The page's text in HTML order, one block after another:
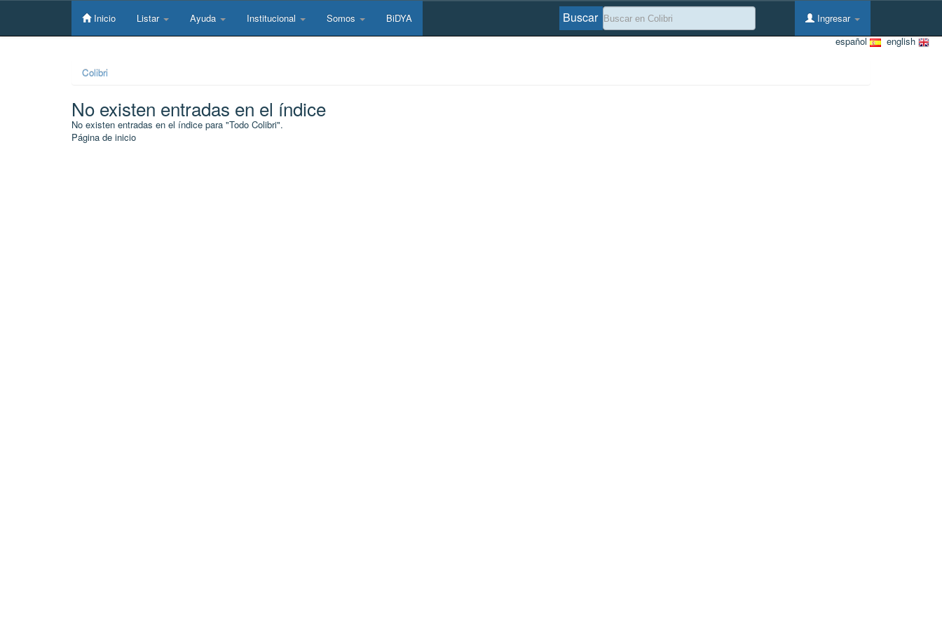
Skip
Inicio Listar Ayuda Institucional Somos BiDYA Ingresar
Buscar
english
español
Colibri
No existen entradas en el índice
No existen entradas en el índice para "Todo Colibri".
Página de inicio